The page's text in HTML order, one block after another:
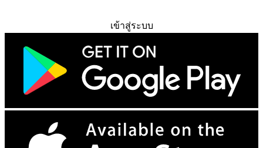
เข้าสู่ระบบ